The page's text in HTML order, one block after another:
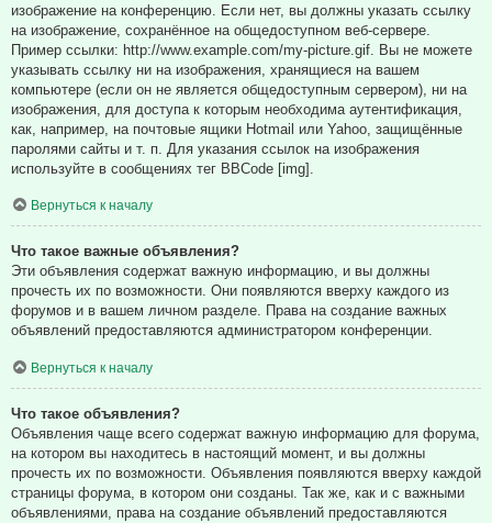
изображение на конференцию. Если нет, вы должны указать ссылку
на изображение, сохранённое на общедоступном веб-сервере.
Пример ссылки: http://www.example.com/my-picture.gif. Вы не можете
указывать ссылку ни на изображения, хранящиеся на вашем
компьютере (если он не является общедоступным сервером), ни на
изображения, для доступа к которым необходима аутентификация,
как, например, на почтовые ящики Hotmail или Yahoo, защищённые
паролями сайты и т. п. Для указания ссылок на изображения
используйте в сообщениях тег BBCode [img].
Вернуться к началу
Что такое важные объявления?
Эти объявления содержат важную информацию, и вы должны
прочесть их по возможности. Они появляются вверху каждого из
форумов и в вашем личном разделе. Права на создание важных
объявлений предоставляются администратором конференции.
Вернуться к началу
Что такое объявления?
Объявления чаще всего содержат важную информацию для форума,
на котором вы находитесь в настоящий момент, и вы должны
прочесть их по возможности. Объявления появляются вверху каждой
страницы форума, в котором они созданы. Так же, как и с важными
объявлениями, права на создание объявлений предоставляются